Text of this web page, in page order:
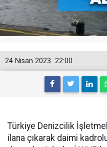
22:00
24 Nisan 2023
Türkiye Denizcilik
ilana çıkarak daimi